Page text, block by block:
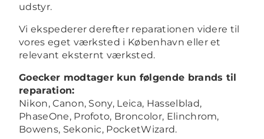
udstyr.
Vi ekspederer derefter reparationen videre til
vores eget værksted i København eller et
relevant eksternt værksted.
Goecker modtager kun følgende brands til
reparation:
Nikon, Canon, Sony, Leica, Hasselblad,
PhaseOne, Profoto, Broncolor, Elinchrom,
Bowens, Sekonic, PocketWizard.